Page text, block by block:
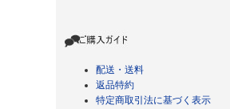
配送・送料
返品特約
特定商取引法に基づく表示